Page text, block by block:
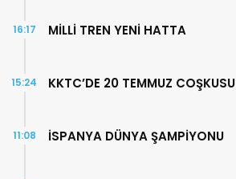
MİLLİ TREN YENİ HATTA
16:17
KKTC’DE 20 TEMMUZ COŞKUSU
15:24
İSPANYA DÜNYA ŞAMPİYONU
11:08